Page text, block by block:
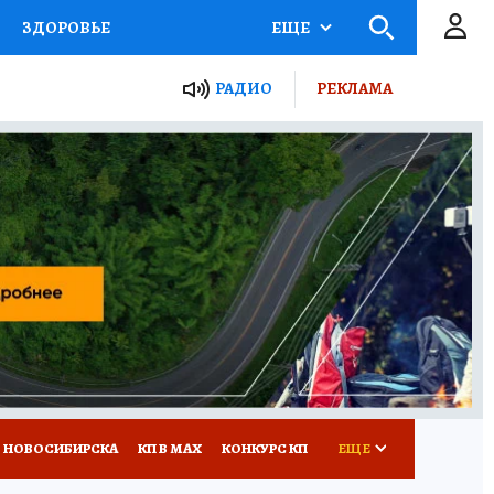
ЗДОРОВЬЕ
Я ЗНАЮ СЕМЬЯ
СЕРИАЛЫ
ВСЕ О КП РАДИО КП
ЕЩЕ
РАДИО РЕКЛАМА
КП В МАХ КОНКУРС КП ЕЩЕ